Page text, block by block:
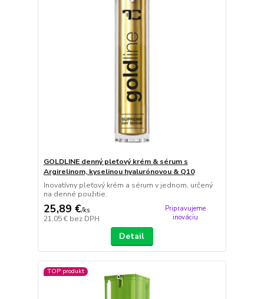
GOLDLINE denný pleťový krém & sérum s
Argirelinom, kyselinou hyalurónovou & Q10
Inovatívny pleťový krém a sérum v jednom, určený
na denné použitie.
25,89 €/ks
21,05 € bez DPH
Pripravujeme
inováciu
Detail
TOP produkt